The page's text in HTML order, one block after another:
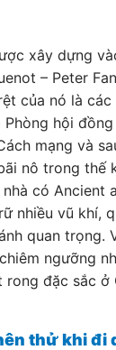
xây dựng
– Peter
của nó là các
hội
mạng và
nô trong thế
có Ancient
nhiều vũ khí,
quan trọng.
ngưỡng
đặc sắc ở
thử khi đi